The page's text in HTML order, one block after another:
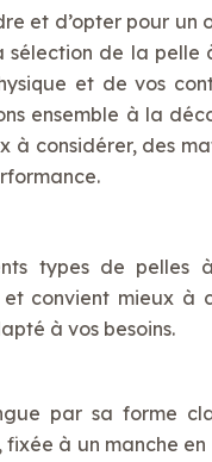
et d’opter pour un
sélection de la pelle
et de vos
ensemble à la
à considérer, des
types de pelles
et convient mieux à
à vos besoins.
par sa forme
à un manche en